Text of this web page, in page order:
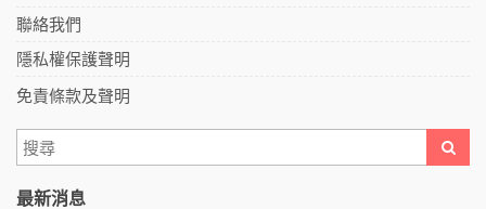
聯絡我們
隱私權保護聲明
免責條款及聲明
最新消息